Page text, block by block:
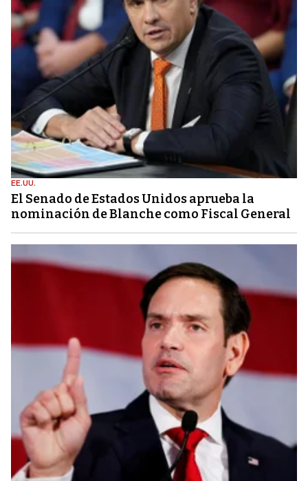
EE.UU.
El Senado de Estados Unidos aprueba la
nominación de Blanche como Fiscal General